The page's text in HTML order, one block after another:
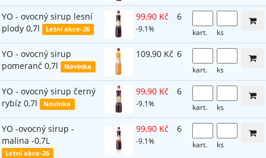
YO - ovocný sirup lesní
plody 0,7l
Letní akce-26
99,90 Kč
-9.1%
6
kart. ks
YO - ovocný sirup
pomeranč 0,7l
Novinka
109,90 Kč 6
kart. ks
YO - ovocný sirup černý
rybíz 0,7l
Novinka
99,90 Kč
-9.1%
6
kart. ks
YO -ovocný sirup -
malina -0,7L
Letní akce-26
99,90 Kč
-9.1%
6
kart. ks